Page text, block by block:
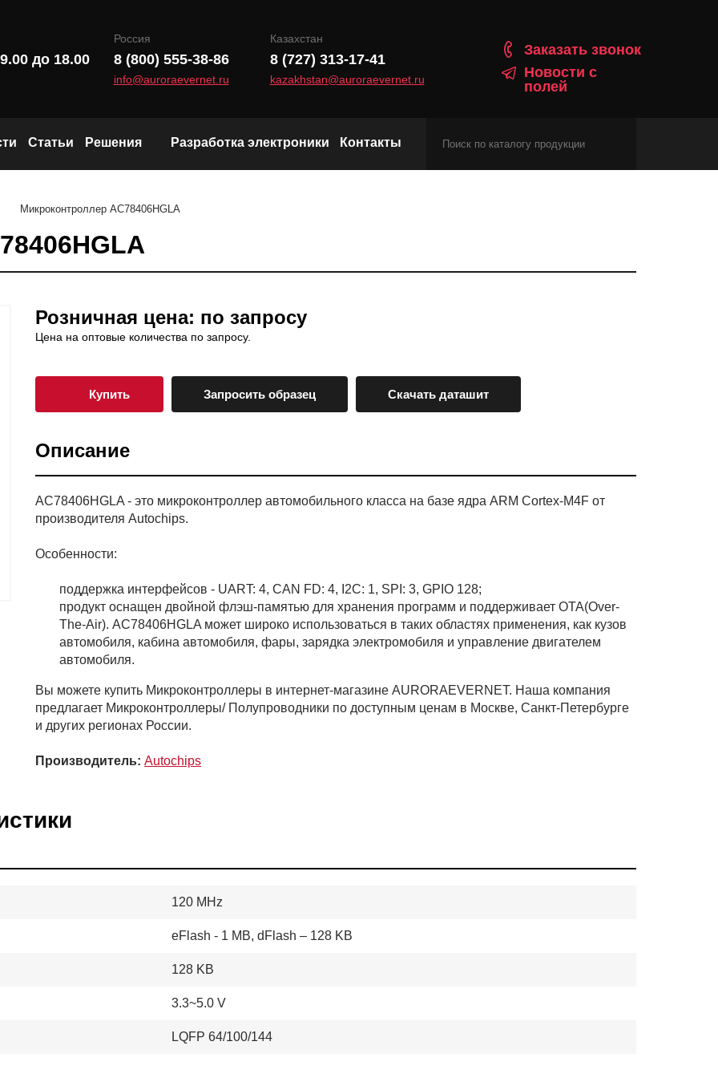
до 18.00
Россия
8 (800) 555-38-86
info@auroraevernet.ru
Казахстан
8 (727) 313-17-41
kazakhstan@auroraevernet.ru
Заказать звонок
Новости с
полей
Wi-Fi и Bluetooth модули
Статьи Решения Разработка электроники Контакты
Микроконтроллер AC78406HGLA
Розничная цена: по запросу
Цена на оптовые количества по запросу.
Купить Запросить образец Скачать даташит
Описание
AC78406HGLA - это микроконтроллер автомобильного класса на базе ядра ARM Cortex-M4F от
производителя Autochips.
Особенности:
поддержка интерфейсов - UART: 4, CAN FD: 4, I2C: 1, SPI: 3, GPIO 128;
продукт оснащен двойной флэш-памятью для хранения программ и поддерживает OTA(Over-
The-Air). AC78406HGLA может широко использоваться в таких областях применения, как кузов
автомобиля, кабина автомобиля, фары, зарядка электромобиля и управление двигателем
автомобиля.
Вы можете купить Микроконтроллеры в интернет-магазине AURORAEVERNET. Наша компания
предлагает Микроконтроллеры/ Полупроводники по доступным ценам в Москве, Санкт-Петербурге
и других регионах России.
Производитель: Autochips
120 MHz
eFlash - 1 МB, dFlash – 128 KB
128 KB
3.3~5.0 V
LQFP 64/100/144